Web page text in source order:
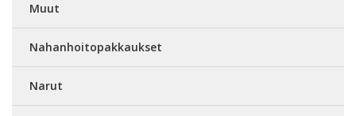
Muut
Nahanhoitopakkaukset
Narut